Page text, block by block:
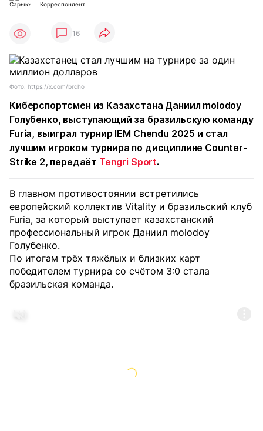
Корреспондент
16
Фото: https://x.com/brcho_
Киберспортсмен из Казахстана Даниил molodoy
Голубенко, выступающий за бразильскую команду
Furia, выиграл турнир IEM Chendu 2025 и стал
лучшим игроком турнира по дисциплине Counter-
Strike 2, передаёт Tengri Sport.
В главном противостоянии встретились
европейский коллектив Vitality и бразильский клуб
Furia, за который выступает казахстанский
профессиональный игрок Даниил molodoy
Голубенко.
По итогам трёх тяжёлых и близких карт
победителем турнира со счётом 3:0 стала
бразильская команда.